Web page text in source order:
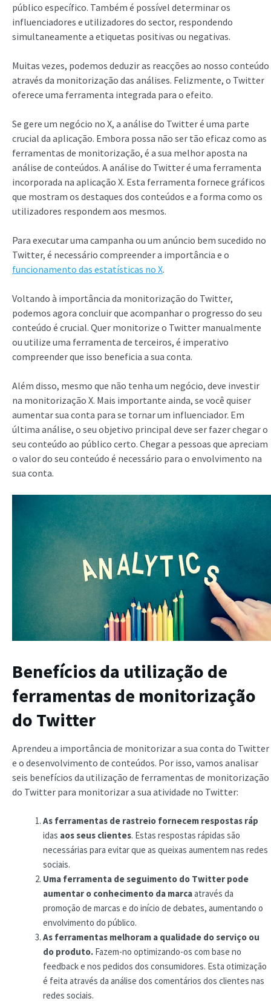
público específico. Também é possível determinar os
influenciadores e utilizadores do sector, respondendo
simultaneamente a etiquetas positivas ou negativas.
Muitas vezes, podemos deduzir as reacções ao nosso conteúdo
através da monitorização das análises. Felizmente, o Twitter
oferece uma ferramenta integrada para o efeito.
Se gere um negócio no X, a análise do Twitter é uma parte
crucial da aplicação. Embora possa não ser tão eficaz como as
ferramentas de monitorização, é a sua melhor aposta na
análise de conteúdos. A análise do Twitter é uma ferramenta
incorporada na aplicação X. Esta ferramenta fornece gráficos
que mostram os destaques dos conteúdos e a forma como os
utilizadores respondem aos mesmos.
Para executar uma campanha ou um anúncio bem sucedido no
Twitter, é necessário compreender a importância e o
funcionamento das estatísticas no X.
Voltando à importância da monitorização do Twitter,
podemos agora concluir que acompanhar o progresso do seu
conteúdo é crucial. Quer monitorize o Twitter manualmente
ou utilize uma ferramenta de terceiros, é imperativo
compreender que isso beneficia a sua conta.
Além disso, mesmo que não tenha um negócio, deve investir
na monitorização X. Mais importante ainda, se você quiser
aumentar sua conta para se tornar um influenciador. Em
última análise, o seu objetivo principal deve ser fazer chegar o
seu conteúdo ao público certo. Chegar a pessoas que apreciam
o valor do seu conteúdo é necessário para o envolvimento na
sua conta.
Benefícios da utilização de
ferramentas de monitorização
do Twitter
Aprendeu a importância de monitorizar a sua conta do Twitter
e o desenvolvimento de conteúdos. Por isso, vamos analisar
seis benefícios da utilização de ferramentas de monitorização
do Twitter para monitorizar a sua atividade no Twitter:
As ferramentas de rastreio fornecem respostas ráp
idas aos seus clientes. Estas respostas rápidas são
necessárias para evitar que as queixas aumentem nas redes
sociais.
Uma ferramenta de seguimento do Twitter pode
aumentar o conhecimento da marcaatravés da
promoção de marcas e do início de debates, aumentando o
envolvimento do público.
As ferramentas melhoram a qualidade do serviço ou
do produto. Fazem-no optimizando-os com base no
feedback e nos pedidos dos consumidores. Esta otimização
é feita através da análise dos comentários dos clientes nas
redes sociais.